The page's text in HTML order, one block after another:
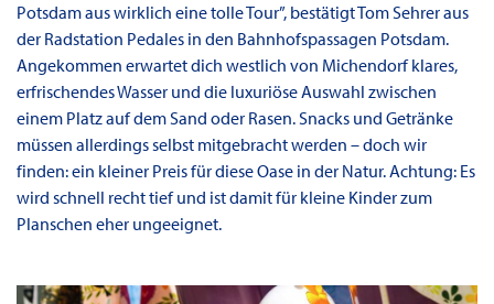
Potsdam aus wirklich eine tolle Tour”, bestätigt Tom Sehrer aus
der Radstation Pedales in den Bahnhofspassagen Potsdam.
Angekommen erwartet dich westlich von Michendorf klares,
erfrischendes Wasser und die luxuriöse Auswahl zwischen
einem Platz auf dem Sand oder Rasen. Snacks und Getränke
müssen allerdings selbst mitgebracht werden – doch wir
finden: ein kleiner Preis für diese Oase in der Natur. Achtung: Es
wird schnell recht tief und ist damit für kleine Kinder zum
Planschen eher ungeeignet.